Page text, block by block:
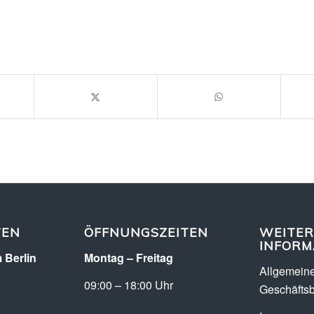
Berlin
ÖFFNUNGSZEITEN
Montag – Freitag
09:00 – 18:00 Uhr